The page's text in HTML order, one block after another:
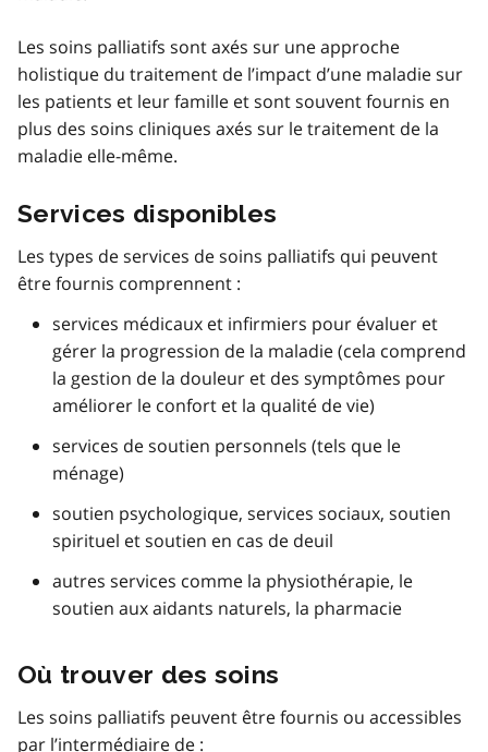
Les soins palliatifs sont axés sur une approche
holistique du traitement de l’impact d’une maladie sur
les patients et leur famille et sont souvent fournis en
plus des soins cliniques axés sur le traitement de la
maladie elle-même.
Services disponibles
Les types de services de soins palliatifs qui peuvent
être fournis comprennent :
services médicaux et infirmiers pour évaluer et
gérer la progression de la maladie (cela comprend
la gestion de la douleur et des symptômes pour
améliorer le confort et la qualité de vie)
services de soutien personnels (tels que le
ménage)
soutien psychologique, services sociaux, soutien
spirituel et soutien en cas de deuil
autres services comme la physiothérapie, le
soutien aux aidants naturels, la pharmacie
Où trouver des soins
Les soins palliatifs peuvent être fournis ou accessibles
par l’intermédiaire de :